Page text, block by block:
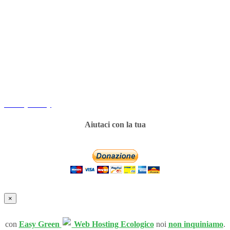
Aiutaci con la tua
×
con Easy Green Web Hosting Ecologiconoi non inquiniamo.